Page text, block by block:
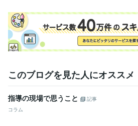
得意分野
学習指導・資格・キャリア相談 電気通信
放送通信業界
このブログを見た人にオススメ
指導の現場で思うこと
記事
コラム